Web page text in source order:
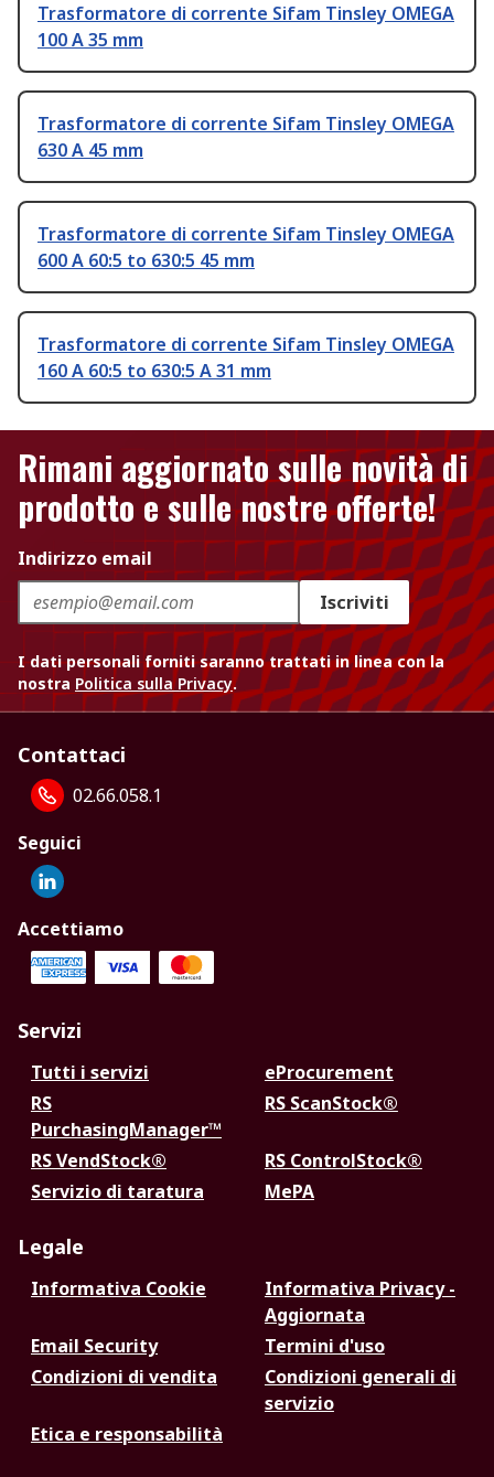
Trasformatore di corrente Sifam Tinsley OMEGA
100 A 35 mm
Trasformatore di corrente Sifam Tinsley OMEGA
630 A 45 mm
Trasformatore di corrente Sifam Tinsley OMEGA
600 A 60:5 to 630:5 45 mm
Trasformatore di corrente Sifam Tinsley OMEGA
160 A 60:5 to 630:5 A 31 mm
Rimani aggiornato sulle novità di
prodotto e sulle nostre offerte!
Indirizzo email
Iscriviti
I dati personali forniti saranno trattati in linea con la
nostra Politica sulla Privacy.
Contattaci
02.66.058.1
Seguici
Accettiamo
Servizi
Tutti i servizi
eProcurement
RS
PurchasingManager™
RS ScanStock®
RS VendStock®
RS ControlStock®
Servizio di taratura
MePA
Legale
Informativa Cookie
Informativa Privacy -
Aggiornata
Email Security
Termini d'uso
Condizioni di vendita
Condizioni generali di
servizio
Etica e responsabilità